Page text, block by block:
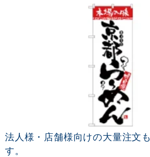
法人様・店舗様向けの大量注文
す。